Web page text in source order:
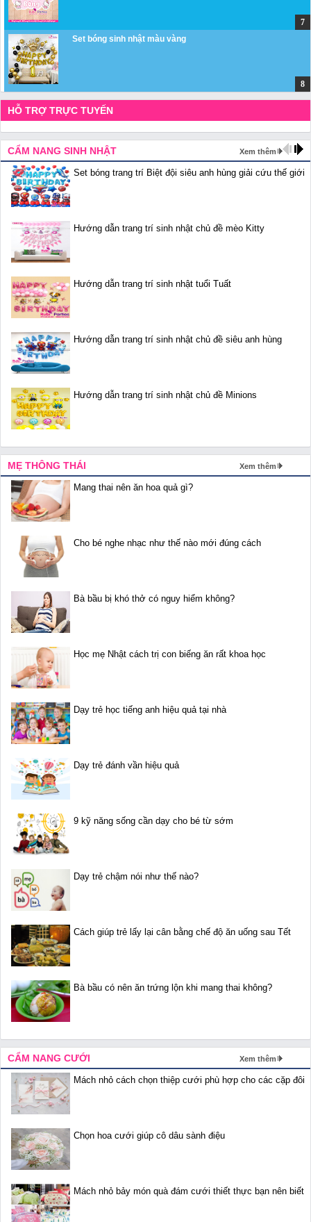
Set bóng sinh nhật màu vàng
HỖ TRỢ TRỰC TUYẾN
CẨM NANG SINH NHẬT Xem thêm
Set bóng trang trí Biệt đội siêu anh hùng giải cứu thế giới
Hướng dẫn trang trí sinh nhật chủ đề mèo Kitty
Hướng dẫn trang trí sinh nhật tuổi Tuất
Hướng dẫn trang trí sinh nhật chủ đề siêu anh hùng
Hướng dẫn trang trí sinh nhật chủ đề Minions
MẸ THÔNG THÁI Xem thêm
Mang thai nên ăn hoa quả gì?
Cho bé nghe nhạc như thế nào mới đúng cách
Bà bầu bị khó thở có nguy hiểm không?
Học mẹ Nhật cách trị con biếng ăn rất khoa học
Dạy trẻ học tiếng anh hiệu quả tại nhà
Dạy trẻ đánh vần hiệu quả
9 kỹ năng sống cần dạy cho bé từ sớm
Dạy trẻ chậm nói như thế nào?
Cách giúp trẻ lấy lại cân bằng chế độ ăn uống sau Tết
Bà bầu có nên ăn trứng lộn khi mang thai không?
CẨM NANG CƯỚI Xem thêm
Mách nhỏ cách chọn thiệp cưới phù hợp cho các cặp đôi
Chọn hoa cưới giúp cô dâu sành điệu
Mách nhỏ bảy món quà đám cưới thiết thực bạn nên biết